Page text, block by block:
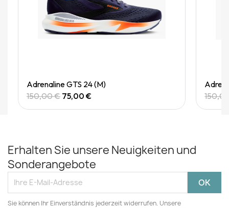
Quick View
Adrenaline GTS 24 (M)
150,00 € 75,00 €
Erhalten Sie unsere Neuigkeiten und
Sonderangebote
Sie können Ihr Einverständnis jederzeit widerrufen. Unsere